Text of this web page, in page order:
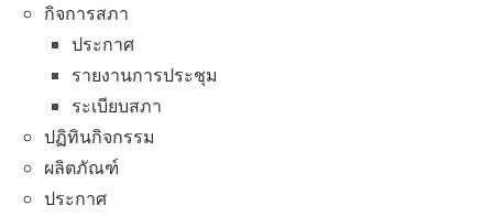
กิจการสภา
ประกาศ
รายงานการประชุม
ระเบียบสภา
ปฏิทินกิจกรรม
ผลิตภัณฑ์
ประกาศ